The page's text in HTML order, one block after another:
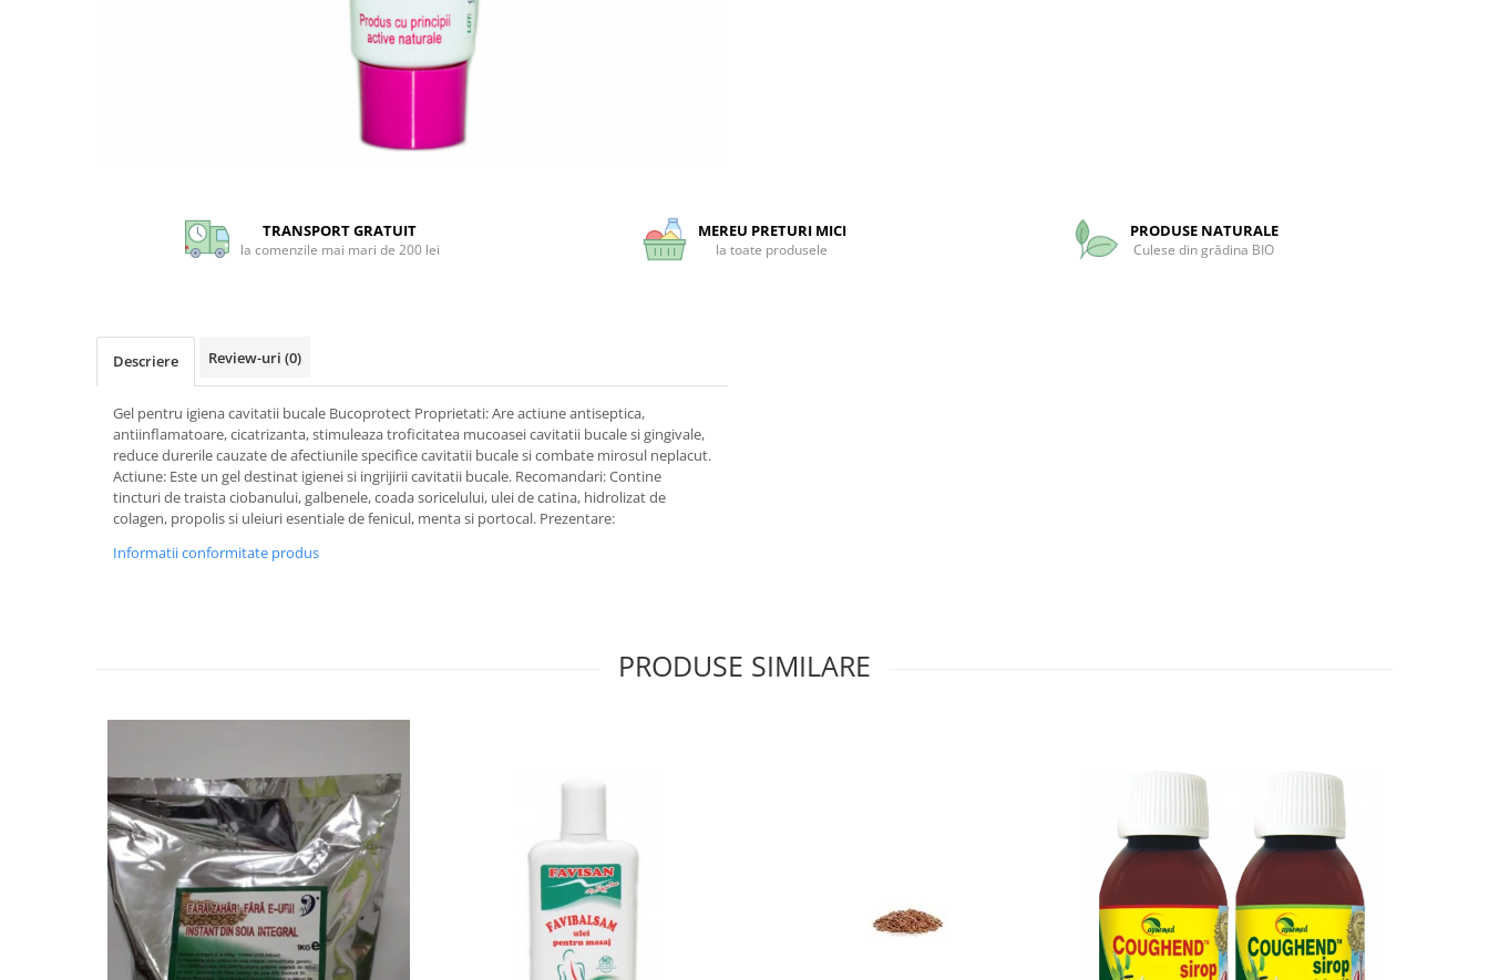
SUPLIMENTE URO-GENITAL
SUPLIMENTE STOMAC- DIGESTIE-
SUPLIMENTE IMUNITATE
COSMETICE FAȚĂ
CREME CORP-MASAJ-MAINI -
FOOD SEMINȚE- OLEAGINOASE
Facebook
TRANSPORT GRATUIT
la comenzile mai mari de 200 lei
MEREU PRETURI MICI
la toate produsele
PRODUSE NATURALE
Culese din grădina BIO
Descriere Review-uri (0)
Gel pentru igiena cavitatii bucale Bucoprotect Proprietati: Are actiune antiseptica,
antiinflamatoare, cicatrizanta, stimuleaza troficitatea mucoasei cavitatii bucale si gingivale,
reduce durerile cauzate de afectiunile specifice cavitatii bucale si combate mirosul neplacut.
Actiune: Este un gel destinat igienei si ingrijirii cavitatii bucale. Recomandari: Contine
tincturi de traista ciobanului, galbenele, coada soricelului, ulei de catina, hidrolizat de
colagen, propolis si uleiuri esentiale de fenicul, menta si portocal. Prezentare:
Informatii conformitate produs
PRODUSE SIMILARE